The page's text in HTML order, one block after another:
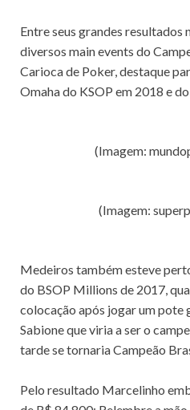
Entre seus grandes resultados
diversos main events do
Carioca de Poker, destaque
Omaha do KSOP em 2018 e
(Imagem:
(Imagem:
Medeiros também esteve
do BSOP Millions de 2017,
colocação após jogar um pote
Sabione que viria a ser o
tarde se tornaria Campeão
Pelo resultado Marcelinho